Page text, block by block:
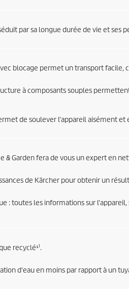
par sa longue durée de vie et ses
blocage permet un transport facile,
à composants souples
de soulever l'appareil aisément
& Garden fera de vous un expert en
de Kärcher pour obtenir un
: toutes les informations sur
recyclé¹⁾.
d'eau en moins par rapport à un